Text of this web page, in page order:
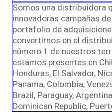
Somos una distribuidora
innovadoras campañas
portafolio de
convertirnos en el
número 1 de nuestros
estamos presentes en
Honduras, El Salvador,
Panama, Colombia,
Brazil, Paraguay,
Dominican Republic,